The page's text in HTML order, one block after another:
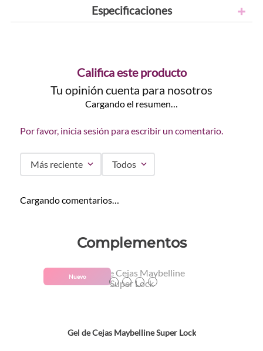
Especificaciones
Califica este producto
Tu opinión cuenta para nosotros
Cargando el resumen…
Por favor, inicia sesión para escribir un comentario.
Más reciente Todos
Cargando comentarios…
Complementos
Nuevo
Gel de Cejas Maybelline Super Lock